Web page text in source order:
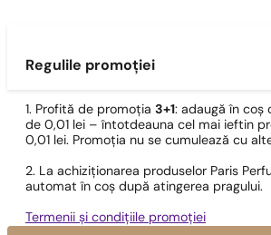
Regulile promoției
1. Profită de promoția 3+1: adaugă în coș
de 0,01 lei – întotdeauna cel mai ieftin
0,01 lei. Promoția nu se cumulează cu
2. La achiziționarea produselor Paris
automat în coș după atingerea pragului.
Termenii și condițiile promoției